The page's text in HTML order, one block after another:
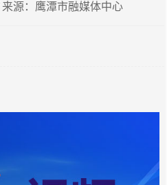
来源：鹰潭市融媒体中心